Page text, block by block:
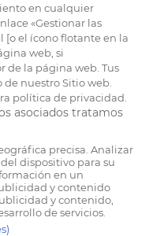
en cualquier
«Gestionar las
[o el ícono flotante en la
web, si
de la página web. Tus
nuestro Sitio web.
política de privacidad.
asociados tratamos
precisa. Analizar
dispositivo para su
en un
y contenido
y contenido,
de servicios.